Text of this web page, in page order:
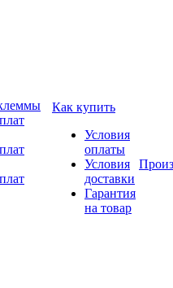
Как купить
Условия
оплаты
Условия
доставки
Гарантия
на товар